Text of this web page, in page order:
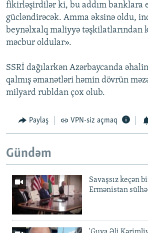
fikirləşirdilər ki, bu addım banklara
gücləndirəcək. Amma əksinə oldu,
beynəlxalq maliyyə təşkilatlarından
məcbur oldular».
SSRİ dağılarkən Azərbaycanda
qalmış əmanətləri həmin dövrün
milyard rubldan çox olub.
Paylaş VPN-siz açmaq
Gündəm
Savaşsız keçən
Ermənistan sülhə